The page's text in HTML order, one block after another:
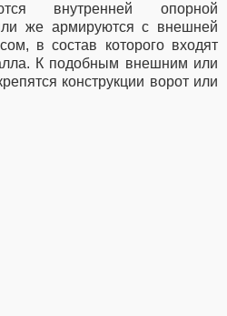
внутренней опорной
же армируются с внешней
в состав которого входят
К подобным внешним или
конструкции ворот или